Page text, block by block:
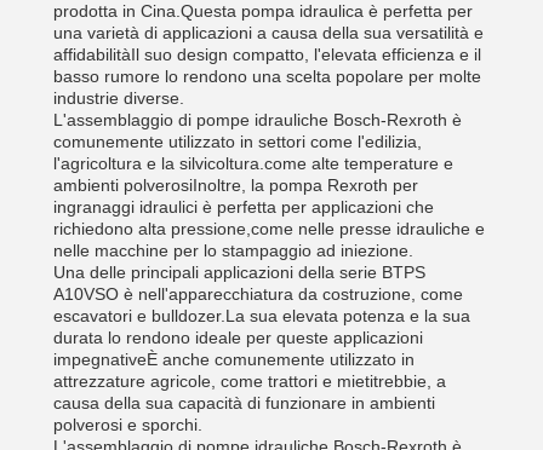
prodotta in Cina.Questa pompa idraulica è perfetta per
una varietà di applicazioni a causa della sua versatilità e
affidabilitàIl suo design compatto, l'elevata efficienza e il
basso rumore lo rendono una scelta popolare per molte
industrie diverse.
L'assemblaggio di pompe idrauliche Bosch-Rexroth è
comunemente utilizzato in settori come l'edilizia,
l'agricoltura e la silvicoltura.come alte temperature e
ambienti polverosiInoltre, la pompa Rexroth per
ingranaggi idraulici è perfetta per applicazioni che
richiedono alta pressione,come nelle presse idrauliche e
nelle macchine per lo stampaggio ad iniezione.
Una delle principali applicazioni della serie BTPS
A10VSO è nell'apparecchiatura da costruzione, come
escavatori e bulldozer.La sua elevata potenza e la sua
durata lo rendono ideale per queste applicazioni
impegnativeÈ anche comunemente utilizzato in
attrezzature agricole, come trattori e mietitrebbie, a
causa della sua capacità di funzionare in ambienti
polverosi e sporchi.